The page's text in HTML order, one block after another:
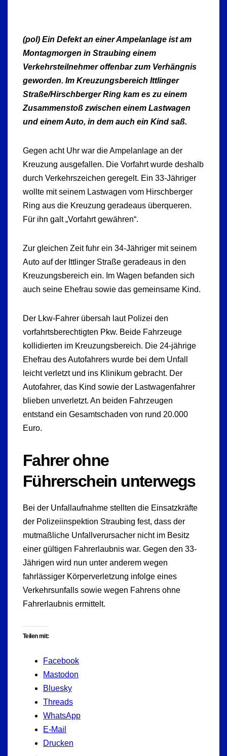
(pol) Ein Defekt an einer Ampelanlage ist am
Montagmorgen in Straubing einem
Verkehrsteilnehmer offenbar zum Verhängnis
geworden. Im Kreuzungsbereich Ittlinger
Straße/Hirschberger Ring kam es zu einem
Zusammenstoß zwischen einem Lastwagen
und einem Auto, in dem auch ein Kind saß.
Gegen acht Uhr war die Ampelanlage an der
Kreuzung ausgefallen. Die Vorfahrt wurde deshalb
durch Verkehrszeichen geregelt. Ein 33-Jähriger
wollte mit seinem Lastwagen vom Hirschberger
Ring aus die Kreuzung geradeaus überqueren.
Für ihn galt „Vorfahrt gewähren“.
Zur gleichen Zeit fuhr ein 34-Jähriger mit seinem
Auto auf der Ittlinger Straße geradeaus in den
Kreuzungsbereich ein. Im Wagen befanden sich
auch seine Ehefrau sowie das gemeinsame Kind.
Der Lkw-Fahrer übersah laut Polizei den
vorfahrtsberechtigten Pkw. Beide Fahrzeuge
kollidierten im Kreuzungsbereich. Die 24-jährige
Ehefrau des Autofahrers wurde bei dem Unfall
leicht verletzt und ins Klinikum gebracht. Der
Autofahrer, das Kind sowie der Lastwagenfahrer
blieben unverletzt. An beiden Fahrzeugen
entstand ein Gesamtschaden von rund 20.000
Euro.
Fahrer ohne
Führerschein unterwegs
Bei der Unfallaufnahme stellten die Einsatzkräfte
der Polizeiinspektion Straubing fest, dass der
mutmaßliche Unfallverursacher nicht im Besitz
einer gültigen Fahrerlaubnis war. Gegen den 33-
Jährigen wird nun unter anderem wegen
fahrlässiger Körperverletzung infolge eines
Verkehrsunfalls sowie wegen Fahrens ohne
Fahrerlaubnis ermittelt.
Teilen mit:
Facebook
Mastodon
Bluesky
Threads
WhatsApp
E-Mail
Drucken